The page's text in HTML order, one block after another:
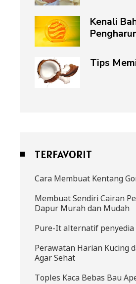
Kenali
Tips
TERFAVORIT
Cara Membuat Kentang
Membuat Sendiri Cairan
Dapur Murah dan Mudah
Pure-It alternatif
Perawatan Harian Kucing
Agar Sehat
Toples Kaca Bebas Bau